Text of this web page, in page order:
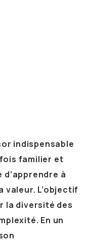
indispensable
fois familier et
d’apprendre à
valeur. L’objectif
la diversité des
En un